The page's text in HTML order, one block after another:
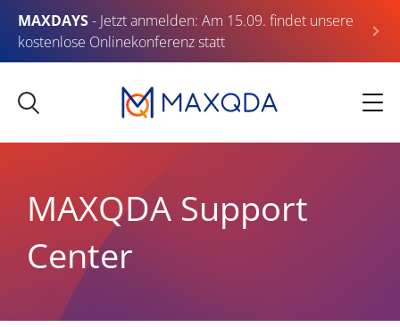
MAXDAYS- Jetzt anmelden: Am 15.09. findet unsere
kostenlose Onlinekonferenz statt
MAXQDA Support
Center